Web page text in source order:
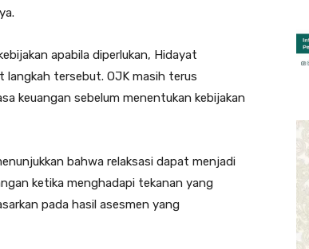
apabila diperlukan, Hidayat
langkah tersebut. OJK masih terus
keuangan sebelum menentukan kebijakan
bahwa relaksasi dapat menjadi
ketika menghadapi tekanan yang
pada hasil asesmen yang